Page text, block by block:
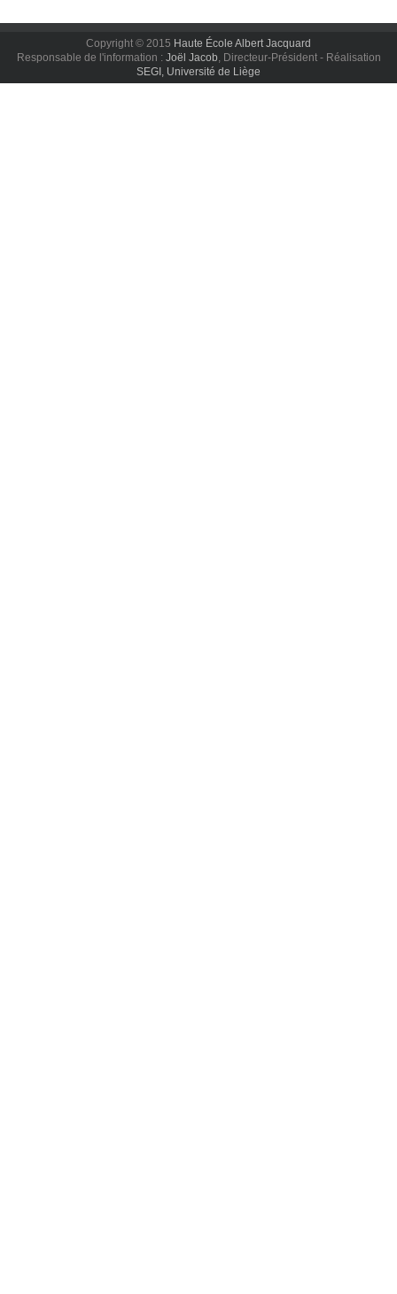
Copyright © 2015 Haute École Albert Jacquard
Responsable de l'information : Joël Jacob, Directeur-Président - Réalisation
SEGI, Université de Liège